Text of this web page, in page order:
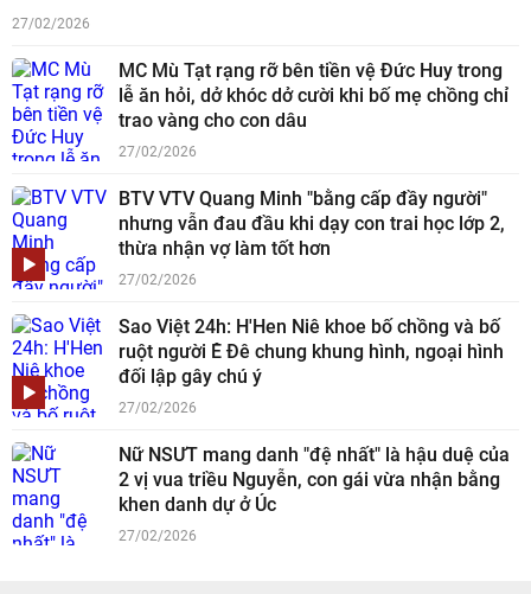
27/02/2026
MC Mù Tạt rạng rỡ bên tiền vệ Đức Huy trong
lễ ăn hỏi, dở khóc dở cười khi bố mẹ chồng chỉ
trao vàng cho con dâu
27/02/2026
BTV VTV Quang Minh "bằng cấp đầy người"
nhưng vẫn đau đầu khi dạy con trai học lớp 2,
thừa nhận vợ làm tốt hơn
27/02/2026
Sao Việt 24h: H'Hen Niê khoe bố chồng và bố
ruột người Ê Đê chung khung hình, ngoại hình
đối lập gây chú ý
27/02/2026
Nữ NSƯT mang danh "đệ nhất" là hậu duệ của
2 vị vua triều Nguyễn, con gái vừa nhận bằng
khen danh dự ở Úc
27/02/2026